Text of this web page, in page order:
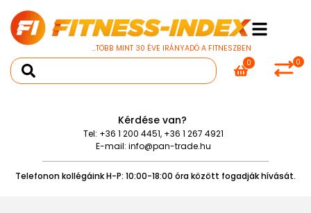
...TÖBB MINT 30 ÉVE IRÁNYADÓ A FITNESZBEN
0
0
Kérdése van?
Tel: +36 1 200 4451, +36 1 267 4921
E-mail: info@pan-trade.hu
Telefonon kollégáink H-P: 10:00-18:00 óra között fogadják hívását.